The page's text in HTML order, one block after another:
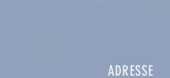
ADRESSE